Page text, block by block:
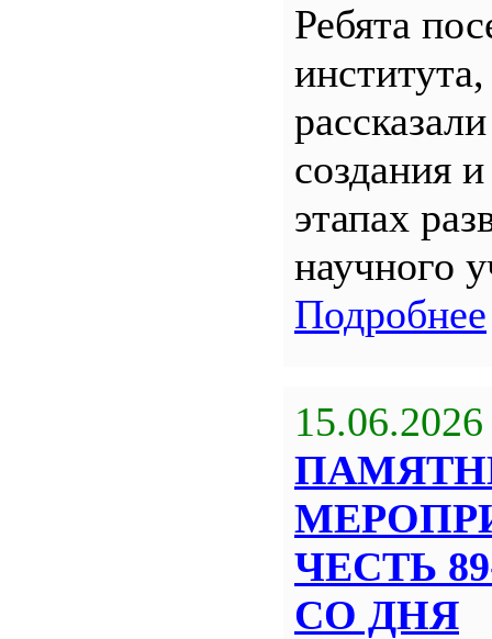
Ребята
создания
этапах
научного
Подробнее
15.06.2026
ЧЕСТЬ
СО ДНЯ